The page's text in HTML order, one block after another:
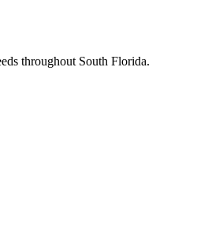
throughout South Florida.